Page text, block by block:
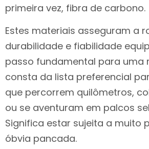
primeira vez, fibra de carbono.
Estes materiais asseguram a
durabilidade e fiabilidade
passo fundamental para uma
consta da lista preferencial
que percorrem quilômetros,
ou se aventuram em palcos
Significa estar sujeita a muito
óbvia pancada.